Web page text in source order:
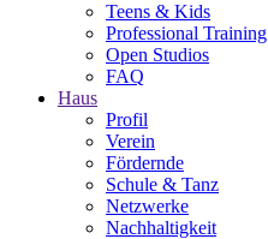
Teens & Kids
Professional Training
Open Studios
FAQ
Haus
Profil
Verein
Fördernde
Schule & Tanz
Netzwerke
Nachhaltigkeit